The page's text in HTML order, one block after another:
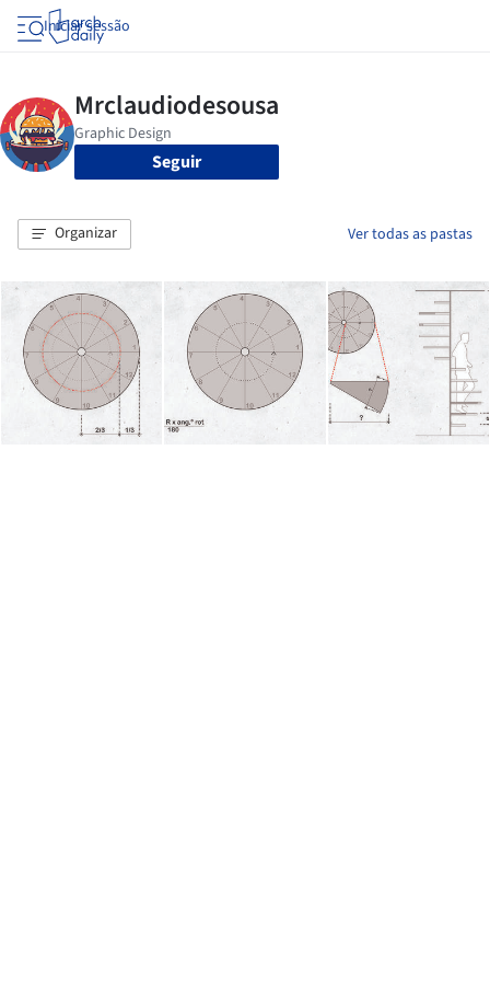
Iniciar sessão
Seguir
Organizar Ver todas as pastas